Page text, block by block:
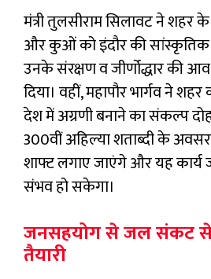
मंत्री तुलसीराम सिलावट ने शहर के
और कुओं को इंदौर की सांस्कृतिक
उनके संरक्षण व जीर्णोद्धार की
दिया। वहीं, महापौर भार्गव ने
देश में अग्रणी बनाने का संकल्प
300वीं अहिल्या शताब्दी के
शाफ्ट लगाए जाएंगे और यह कार्य
संभव हो सकेगा।
जनसहयोग से जल संकट से
तैयारी